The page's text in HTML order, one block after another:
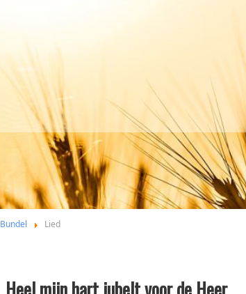
Bundel Lied